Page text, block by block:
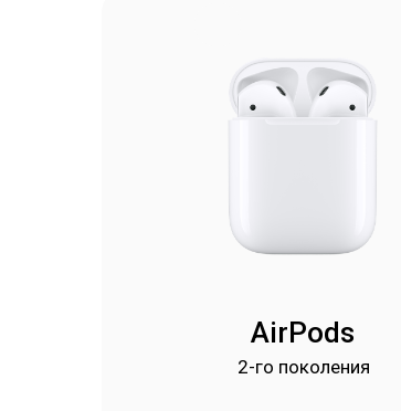
AirPods
2-го поколения